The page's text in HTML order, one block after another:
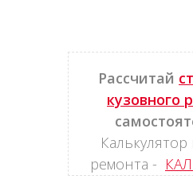
Рассчитай
кузовного
Калькулятор
ремонта -